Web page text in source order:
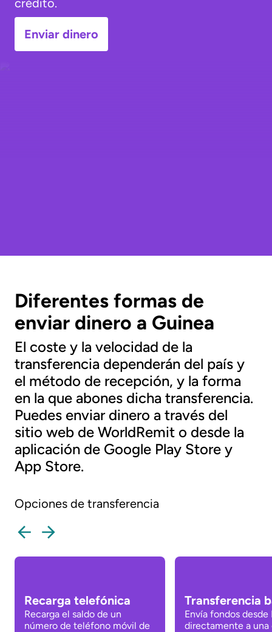
crédito.
Enviar dinero
Diferentes formas de
enviar dinero a Guinea
El coste y la velocidad de la
transferencia dependerán del país y
el método de recepción, y la forma
en la que abones dicha transferencia.
Puedes enviar dinero a través del
sitio web de WorldRemit o desde la
aplicación de Google Play Store y
App Store.
Opciones de transferencia
Recarga telefónica
Recarga el saldo de un
número de teléfono móvil de
Transferencia
Envía fondos desde
directamente a una